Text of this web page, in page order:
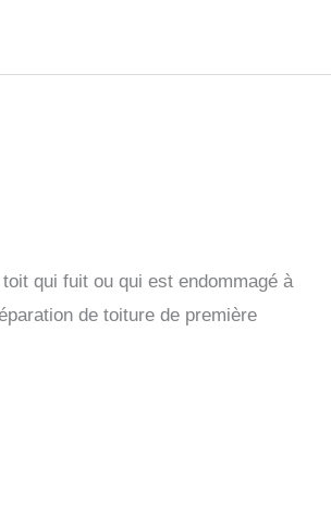
qui fuit ou qui est endommagé à
de toiture de première